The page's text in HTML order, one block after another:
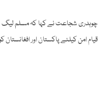
چوہدری شجاعت نے کہا کہ مسلم
قیام امن کیلئے پاکستان اور